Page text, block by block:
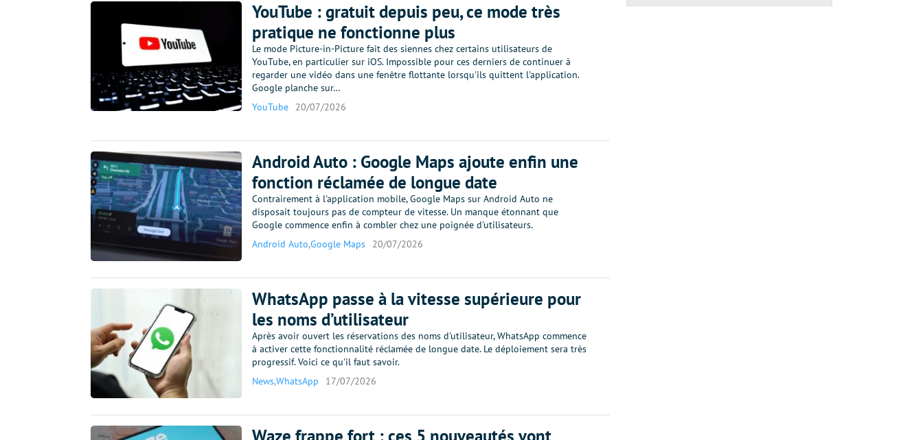
YouTube : gratuit depuis peu, ce mode très
pratique ne fonctionne plus
Le mode Picture-in-Picture fait des siennes chez certains utilisateurs de
YouTube, en particulier sur iOS. Impossible pour ces derniers de continuer à
regarder une vidéo dans une fenêtre flottante lorsqu'ils quittent l'application.
Google planche sur…
YouTube
20/07/2026
Android Auto : Google Maps ajoute enfin une
fonction réclamée de longue date
Contrairement à l'application mobile, Google Maps sur Android Auto ne
disposait toujours pas de compteur de vitesse. Un manque étonnant que
Google commence enfin à combler chez une poignée d'utilisateurs.
Android Auto,Google Maps 20/07/2026
WhatsApp passe à la vitesse supérieure pour
les noms d’utilisateur
Après avoir ouvert les réservations des noms d'utilisateur, WhatsApp commence
à activer cette fonctionnalité réclamée de longue date. Le déploiement sera très
progressif. Voici ce qu'il faut savoir.
News,WhatsApp 17/07/2026